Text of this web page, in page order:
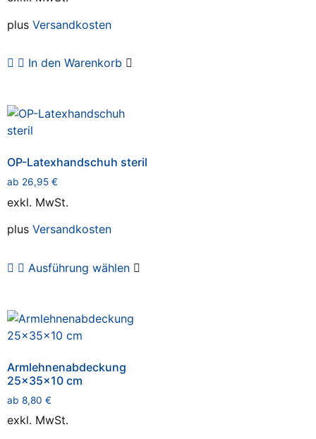
plus Versandkosten
In den Warenkorb
OP-Latexhandschuh steril
ab 26,95 €
exkl. MwSt.
plus Versandkosten
Ausführung wählen
Armlehnenabdeckung
25x35x10 cm
ab 8,80 €
exkl. MwSt.